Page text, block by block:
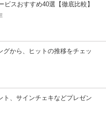
ビスおすすめ40選【徹底比較】
グから、ヒットの推移をチェッ
ト、サインチェキなどプレゼン